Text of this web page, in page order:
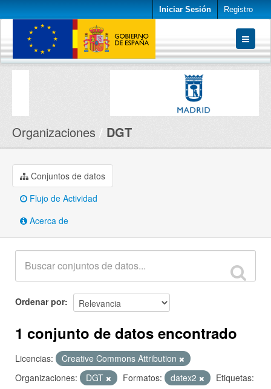
Iniciar Sesión Registro
Conjuntos de datos
Organizaciones DGT
Conjuntos de datos
Flujo de Actividad
Acerca de
Ordenar por
1 conjunto de datos encontrado
Licencias:
Creative Commons Attribution
Organizaciones:
DGT Formatos: datex2
Etiquetas: